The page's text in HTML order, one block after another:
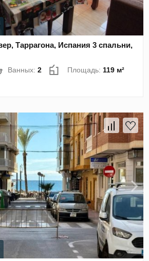
Таррагона, Испания 3 спальни,
Ванных:2 Площадь: 119 м²